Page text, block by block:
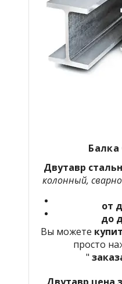
Двутавр
колонный,
от
до
Вы можете
просто
"